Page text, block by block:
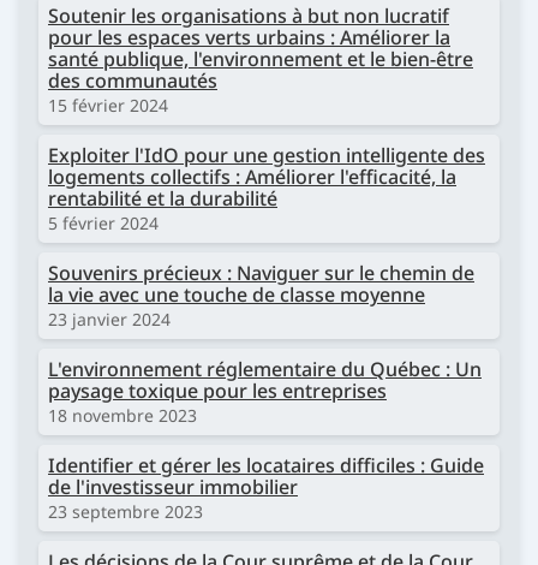
Soutenir les organisations à but non lucratif
pour les espaces verts urbains : Améliorer la
santé publique, l'environnement et le bien-être
des communautés
15 février 2024
Exploiter l'IdO pour une gestion intelligente des
logements collectifs : Améliorer l'efficacité, la
rentabilité et la durabilité
5 février 2024
Souvenirs précieux : Naviguer sur le chemin de
la vie avec une touche de classe moyenne
23 janvier 2024
L'environnement réglementaire du Québec : Un
paysage toxique pour les entreprises
18 novembre 2023
Identifier et gérer les locataires difficiles : Guide
de l'investisseur immobilier
23 septembre 2023